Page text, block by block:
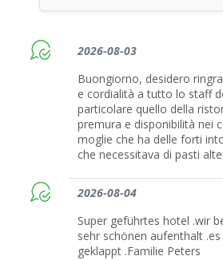
2026-08-03
Buongiorno, desidero
e cordialità a tutto lo staff
particolare quello della
premura e disponibilità nei
moglie che ha delle forti
che necessitava di pasti
2026-08-04
Super geführtes hotel .wir
sehr schönen aufenthalt
geklappt .Familie Peters